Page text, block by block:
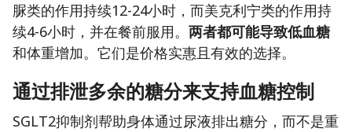
脲类的作用持续12-24小时，而美克利宁类的作用持
续4-6小时，并在餐前服用。 两者都可能导致低血糖
和体重增加。它们是价格实惠且有效的选择。
通过排泄多余的糖分来支持血糖控制
SGLT2抑制剂帮助身体通过尿液排出糖分，而不是重